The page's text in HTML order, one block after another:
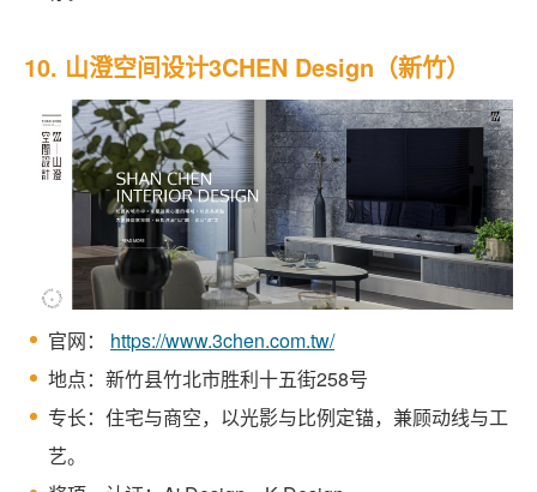
10. 山澄空间设计3CHEN Design（新竹）
官网： https://www.3chen.com.tw/
地点：新竹县竹北市胜利十五街258号
专长：住宅与商空，以光影与比例定锚，兼顾动线与工
艺。